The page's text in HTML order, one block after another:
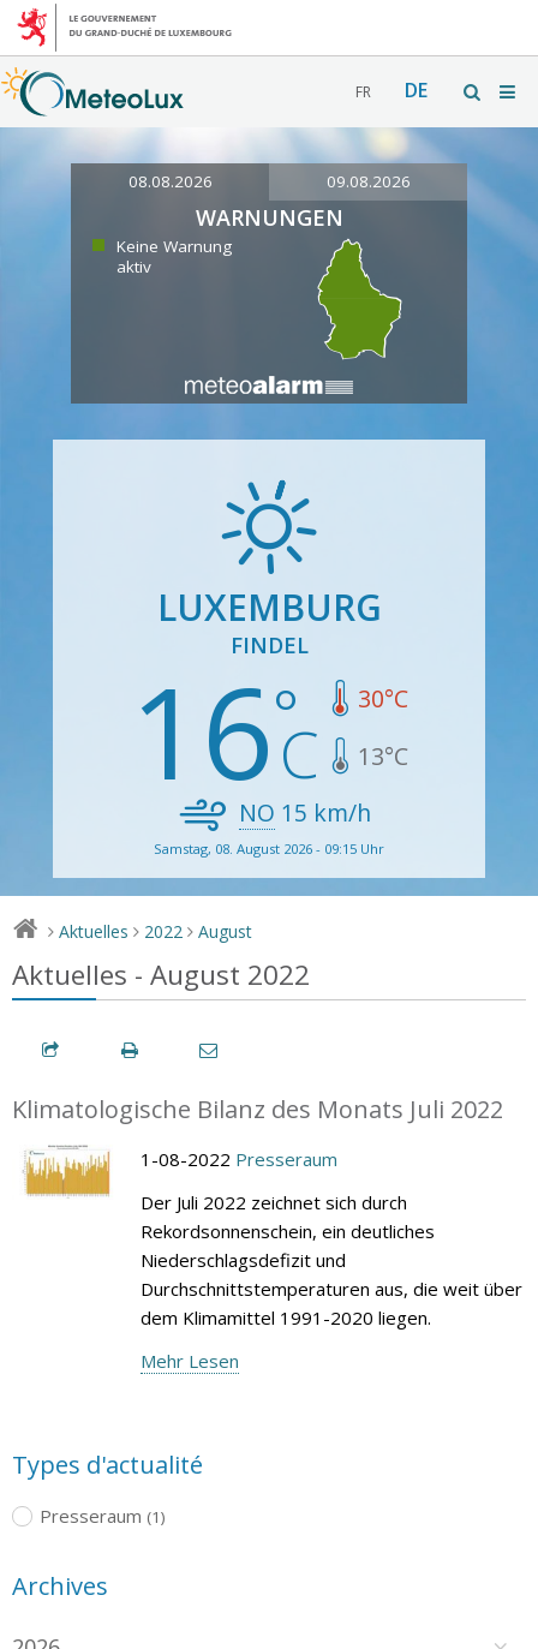
FR DE
08.08.2026 09.08.2026
WARNUNGEN
Keine Warnung
aktiv
LUXEMBURG
FINDEL
16 30°C
13°C
NO 15 km/h
Samstag, 08. August 2026 - 09:15 Uhr
> Aktuelles > 2022 > August
Aktuelles - August 2022
Klimatologische Bilanz des Monats Juli 2022
1-08-2022 Presseraum
Der Juli 2022 zeichnet sich durch
Rekordsonnenschein, ein deutliches
Niederschlagsdefizit und
Durchschnittstemperaturen aus, die weit über
dem Klimamittel 1991-2020 liegen.
Mehr Lesen
Types d'actualité
Presseraum (1)
Archives